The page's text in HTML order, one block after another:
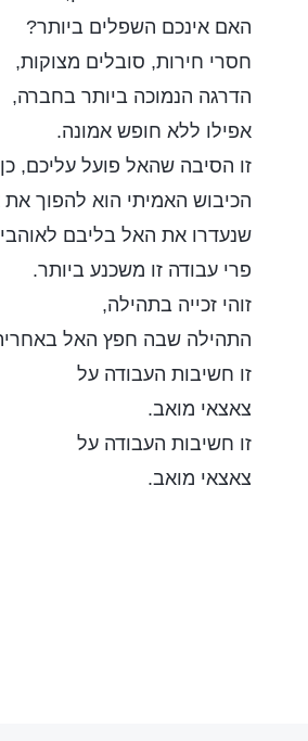
האם אינכם השפלים ביותר?
חסרי חירות, סובלים מצוקות,
הדרגה הנמוכה ביותר בחברה,
אפילו ללא חופש אמונה.
זו הסיבה שהאל פועל עליכם,
הכיבוש האמיתי הוא להפוך
שנעדרו את האל בליבם
פרי עבודה זו משכנע ביותר.
זוהי זכייה בתהילה,
התהילה שבה חפץ האל
זו חשיבות העבודה על
צאצאי מואב.
זו חשיבות העבודה על
צאצאי מואב.